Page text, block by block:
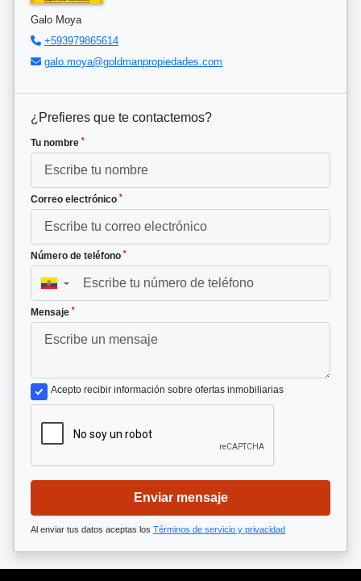
Galo Moya
+593979865614
galo.moya@goldmanpropiedades.com
¿Prefieres que te contactemos?
Tu nombre *
Correo electrónico *
Número de teléfono *
▼
Mensaje *
Acepto recibir información sobre ofertas inmobiliarias
Enviar mensaje
Al enviar tus datos aceptas los Términos de servicio y privacidad